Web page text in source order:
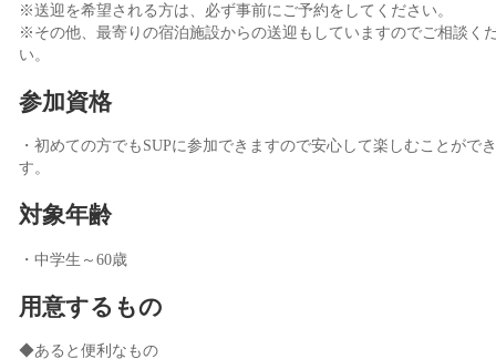
※送迎を希望される方は、必ず事前にご予約をしてください。
※その他、最寄りの宿泊施設からの送迎もしていますのでご相談く
い。
参加資格
・初めての方でもSUPに参加できますので安心して楽しむことがで
す。
対象年齢
・中学生～60歳
用意するもの
◆あると便利なもの